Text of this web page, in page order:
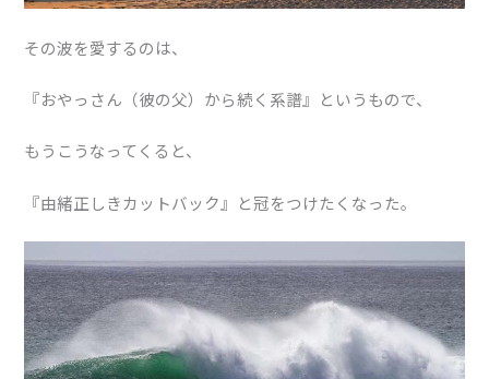
その波を愛するのは、
『おやっさん（彼の父）から続く系譜』というもので、
もうこうなってくると、
『由緒正しきカットバック』と冠をつけたくなった。